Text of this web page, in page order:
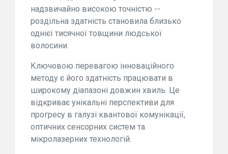
надзвичайно високою точністю --
роздільна здатність становила близько
однієї тисячної товщини людської
волосини.
Ключовою перевагою інноваційного
методу є його здатність працювати в
широкому діапазоні довжин хвиль. Це
відкриває унікальні перспективи для
прогресу в галузі квантової комунікації,
оптичних сенсорних систем та
мікролазерних технологій.